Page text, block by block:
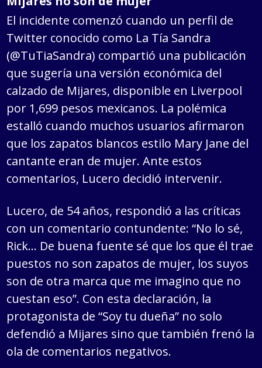
El incidente comenzó cuando un perfil de
Twitter conocido como La Tía Sandra
(@TuTiaSandra) compartió una publicación
que sugería una versión económica del
calzado de Mijares, disponible en Liverpool
por 1,699 pesos mexicanos. La polémica
estalló cuando muchos usuarios afirmaron
que los zapatos blancos estilo Mary Jane del
cantante eran de mujer. Ante estos
comentarios, Lucero decidió intervenir.
Lucero, de 54 años, respondió a las críticas
con un comentario contundente: “No lo sé,
Rick… De buena fuente sé que los que él trae
puestos no son zapatos de mujer, los suyos
son de otra marca que me imagino que no
cuestan eso”. Con esta declaración, la
protagonista de “Soy tu dueña” no solo
defendió a Mijares sino que también frenó la
ola de comentarios negativos.